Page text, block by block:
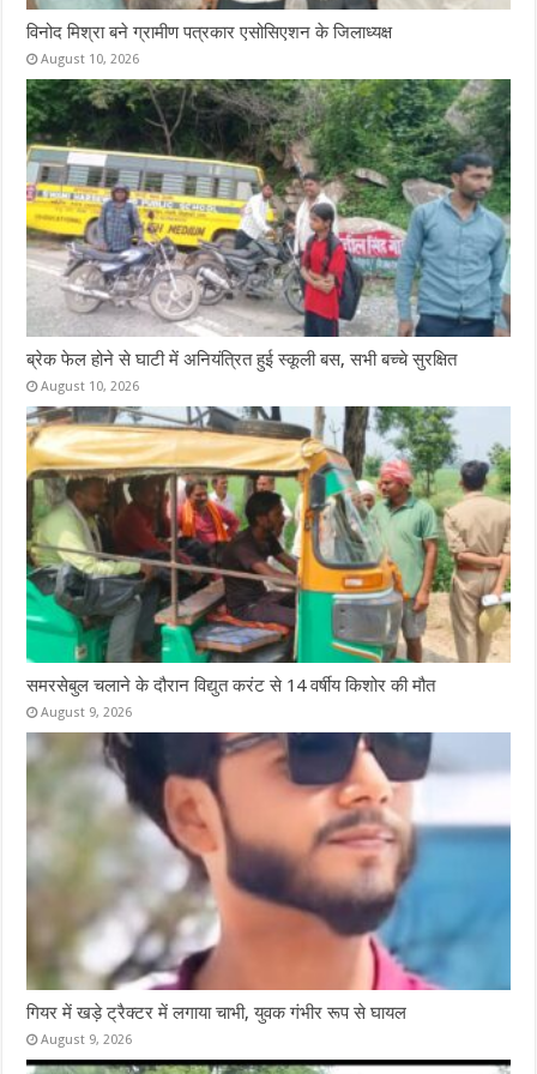
विनोद मिश्रा बने ग्रामीण पत्रकार एसोसिएशन के जिलाध्यक्ष
August 10, 2026
ब्रेक फेल होने से घाटी में अनियंत्रित हुई स्कूली बस, सभी बच्चे सुरक्षित
August 10, 2026
समरसेबुल चलाने के दौरान विद्युत करंट से 14 वर्षीय किशोर की मौत
August 9, 2026
गियर में खड़े ट्रैक्टर में लगाया चाभी, युवक गंभीर रूप से घायल
August 9, 2026